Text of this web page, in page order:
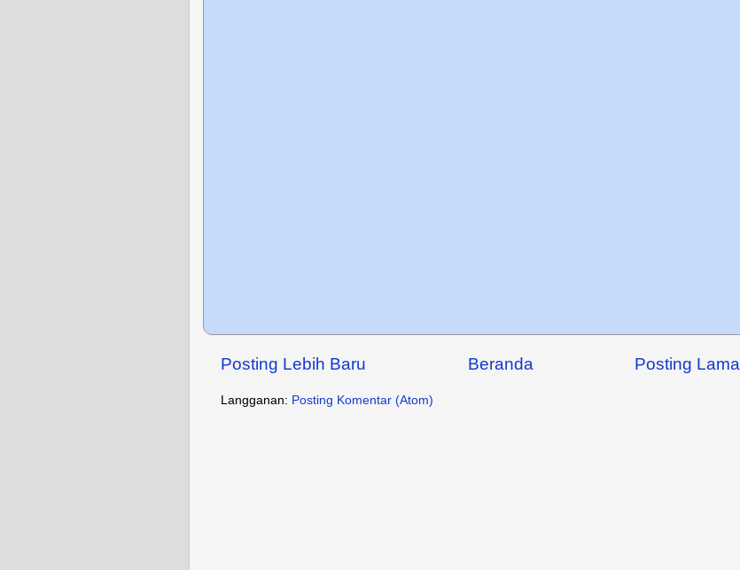
Posting Lebih Baru Posting Lama
Beranda
Langganan: Posting Komentar (Atom)